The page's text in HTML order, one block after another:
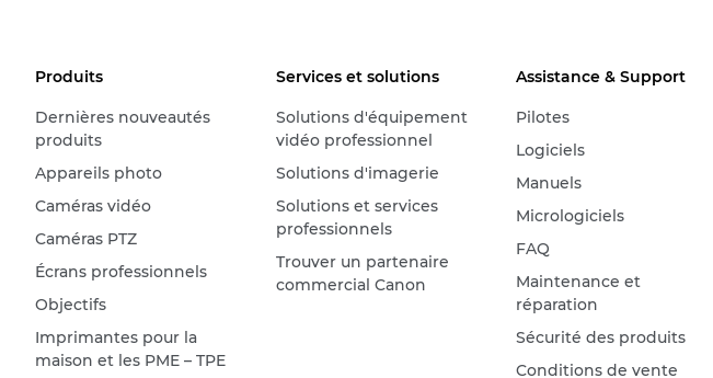
Produits
Dernières nouveautés
produits
Appareils photo
Caméras vidéo
Caméras PTZ
Écrans professionnels
Objectifs
Imprimantes pour la
maison et les PME – TPE
Services et solutions
Solutions d'équipement
vidéo professionnel
Solutions d'imagerie
Solutions et services
professionnels
Trouver un partenaire
commercial Canon
Assistance & Support
Pilotes
Logiciels
Manuels
Micrologiciels
FAQ
Maintenance et
réparation
Sécurité des produits
Conditions de vente